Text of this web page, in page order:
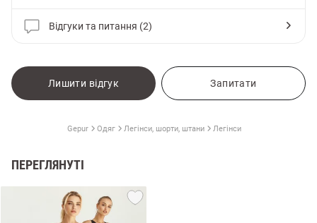
Відгуки та питання (2)
Лишити відгук Запитати
Gepur Одяг Легінси, шорти, штани Легінси
ПЕРЕГЛЯНУТІ